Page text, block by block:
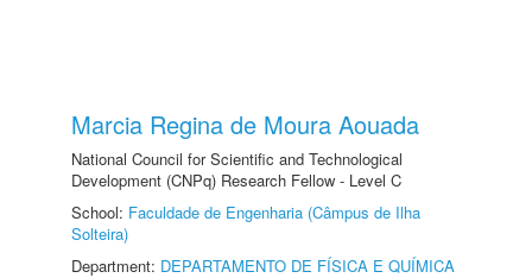
Marcia Regina de Moura Aouada
National Council for Scientific and Technological
Development (CNPq) Research Fellow - Level C
School: Faculdade de Engenharia (Câmpus de Ilha
Solteira)
Department: DEPARTAMENTO DE FÍSICA E QUÍMICA